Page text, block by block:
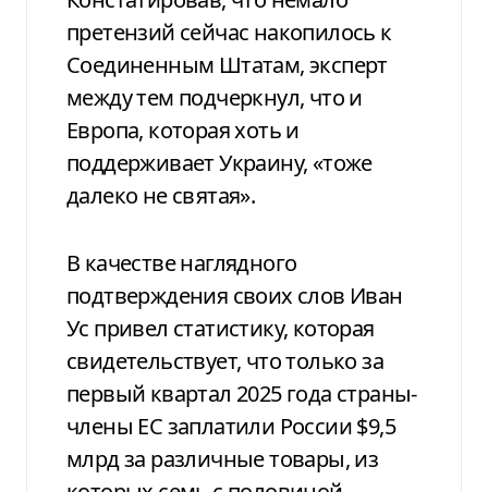
претензий сейчас накопилось к
Соединенным Штатам, эксперт
между тем подчеркнул, что и
Европа, которая хоть и
поддерживает Украину, «тоже
далеко не святая».
В качестве наглядного
подтверждения своих слов Иван
Ус привел статистику, которая
свидетельствует, что только за
первый квартал 2025 года страны-
члены ЕС заплатили России $9,5
млрд за различные товары, из